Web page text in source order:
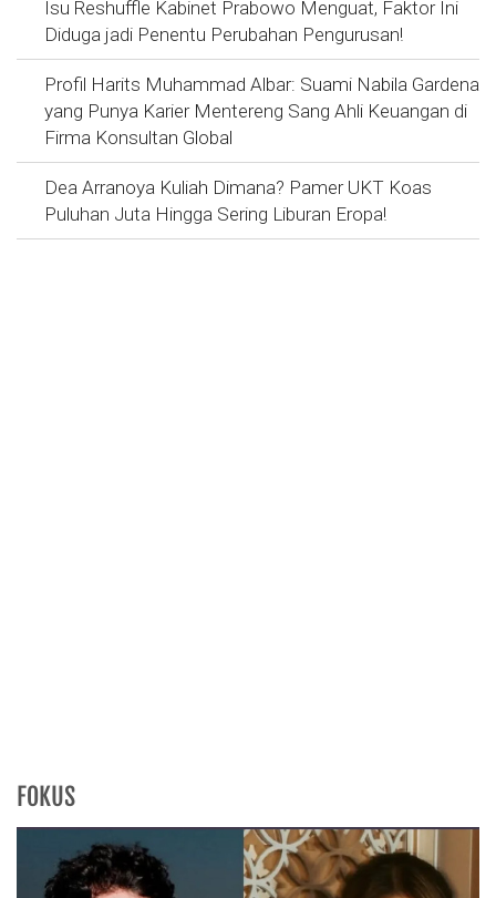
Isu Reshuffle Kabinet Prabowo Menguat, Faktor Ini
Diduga jadi Penentu Perubahan Pengurusan!
Profil Harits Muhammad Albar: Suami Nabila Gardena
yang Punya Karier Mentereng Sang Ahli Keuangan di
Firma Konsultan Global
Dea Arranoya Kuliah Dimana? Pamer UKT Koas
Puluhan Juta Hingga Sering Liburan Eropa!
FOKUS